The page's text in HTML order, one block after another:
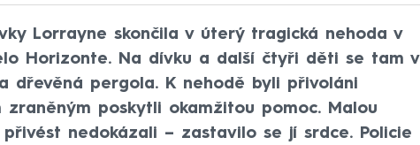
Lorrayne skončila v úterý tragická nehoda v
Horizonte. Na dívku a další čtyři děti se tam v
dřevěná pergola. K nehodě byli přivoláni
zraněným poskytli okamžitou pomoc. Malou
nedokázali – zastavilo se jí srdce. Policie